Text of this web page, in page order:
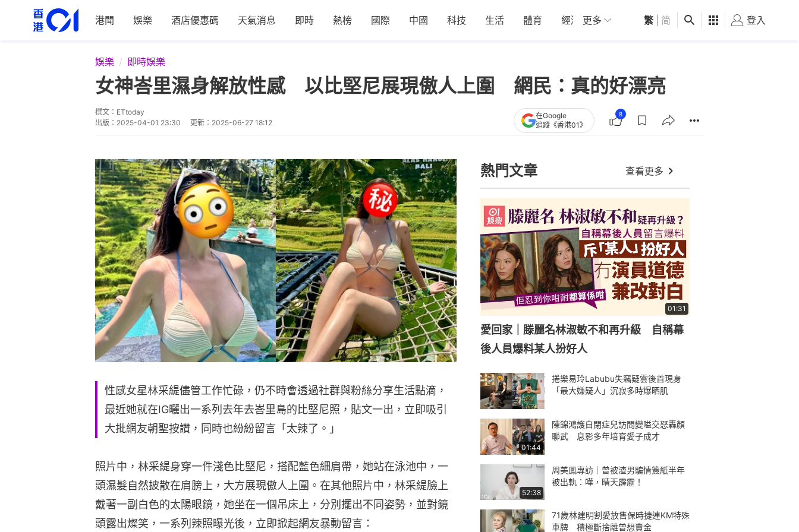
港聞 娛樂 酒店優惠碼 天氣消息 即時 熱榜 國際 中國 科技 生活 體育 經濟 01深圳 觀點 健康 好食玩飛
更多 繁 简 登入
娛樂 即時娛樂
女神峇里濕身解放性感 以比堅尼展現傲人上圍 網民：真的好漂亮
撰文： ETtoday
出版： 2025-04-01 23:30 更新： 2025-06-27 18:12
在Google
追蹤《香港01》
8
性感女星林采緹儘管工作忙碌，仍不時會透過社群與粉絲分享生活點滴，
最近她就在IG曬出一系列去年去峇里島的比堅尼照，貼文一出，立即吸引
大批網友朝聖按讚，同時也紛紛留言「太辣了。」
照片中，林采緹身穿一件淺色比堅尼，搭配藍色細肩帶，她站在泳池中，一
頭濕髮自然披散在肩膀上，大方展現傲人上圍。在其他照片中，林采緹臉上
戴著一副白色的太陽眼鏡，她坐在一個吊床上，分別擺出不同姿勢，並對鏡
頭露出燦笑，一系列辣照曝光後，立即掀起網友暴動留言：
熱門文章 查看更多
01:31
愛回家｜滕麗名林淑敏不和再升級 自稱幕
後人員爆料某人扮好人
捲樂易玲Labubu失竊疑雲後首現身
「最大嫌疑人」沉寂多時爆晒肌
01:44
陳錦鴻護自閉症兒訪問變嗌交怒轟顏
聯武 息影多年培育愛子成才
52:38
周美鳳專訪｜曾被渣男騙情簽紙半年
被出軌：嘩，晴天霹靂！
71歲林建明割愛放售保時捷連KM特殊
車牌 積極斷捨離曾想賣金